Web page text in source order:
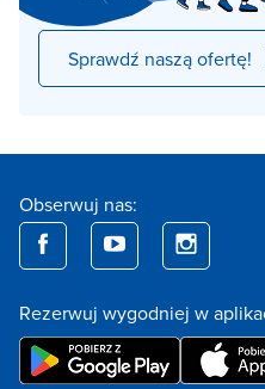
Sprawdź naszą ofertę!
Obserwuj nas:
Rezerwuj wygodniej w